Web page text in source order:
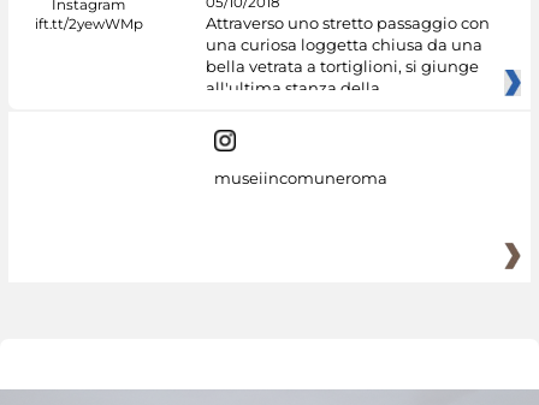
Attraverso uno stretto passaggio con
una curiosa loggetta chiusa da una
bella vetrata a tortiglioni, si giunge
all'ultima stanza della
museiincomuneroma